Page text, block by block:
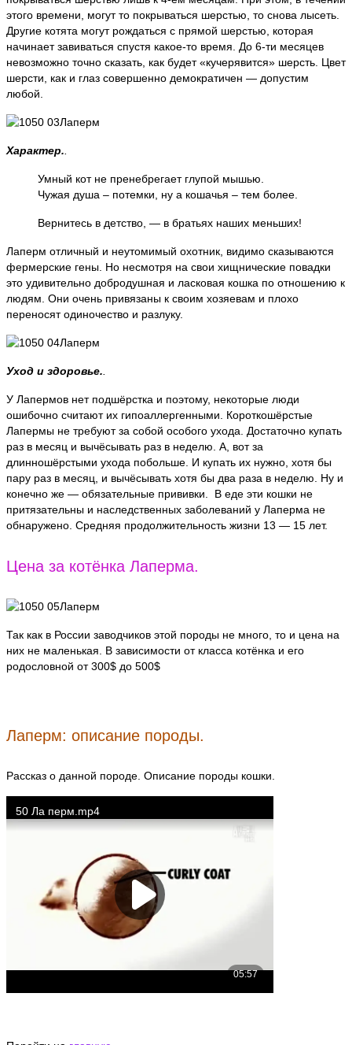
этого времени, могут то покрываться шерстью, то снова лысеть.
Другие котята могут рождаться с прямой шерстью, которая
начинает завиваться спустя какое-то время. До 6-ти месяцев
невозможно точно сказать, как будет «кучерявится» шерсть. Цвет
шерсти, как и глаз совершенно демократичен — допустим
любой.
Характер.
Умный кот не пренебрегает глупой мышью.
Чужая душа – потемки, ну а кошачья – тем более.
Вернитесь в детство, — в братьях наших меньших!
Лаперм отличный и неутомимый охотник, видимо сказываются
фермерские гены. Но несмотря на свои хищнические повадки
это удивительно добродушная и ласковая кошка по отношению к
людям. Они очень привязаны к своим хозяевам и плохо
переносят одиночество и разлуку.
Уход и здоровье.
У Лапермов нет подшёрстка и поэтому, некоторые люди
ошибочно считают их гипоаллергенными. Короткошёрстые
Лапермы не требуют за собой особого ухода. Достаточно купать
раз в месяц и вычёсывать раз в неделю. А, вот за
длинношёрстыми ухода побольше. И купать их нужно, хотя бы
пару раз в месяц, и вычёсывать хотя бы два раза в неделю. Ну и
конечно же — обязательные прививки. В еде эти кошки не
притязательны и наследственных заболеваний у Лаперма не
обнаружено. Средняя продолжительность жизни 13 — 15 лет.
Цена за котёнка Лаперма.
Так как в России заводчиков этой породы не много, то и цена на
них не маленькая. В зависимости от класса котёнка и его
родословной от 300$ до 500$
Лаперм: описание породы.
Рассказ о данной породе. Описание породы кошки.